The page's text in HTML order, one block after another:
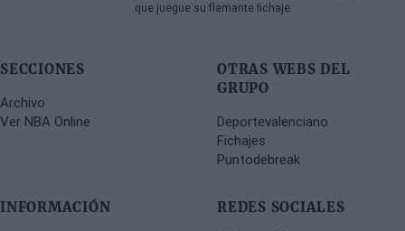
que juegue su flamante fichaje
SECCIONES
Archivo
Ver NBA Online
OTRAS WEBS DEL
GRUPO
Deportevalenciano
Fichajes
Puntodebreak
INFORMACIÓN
REDES SOCIALES